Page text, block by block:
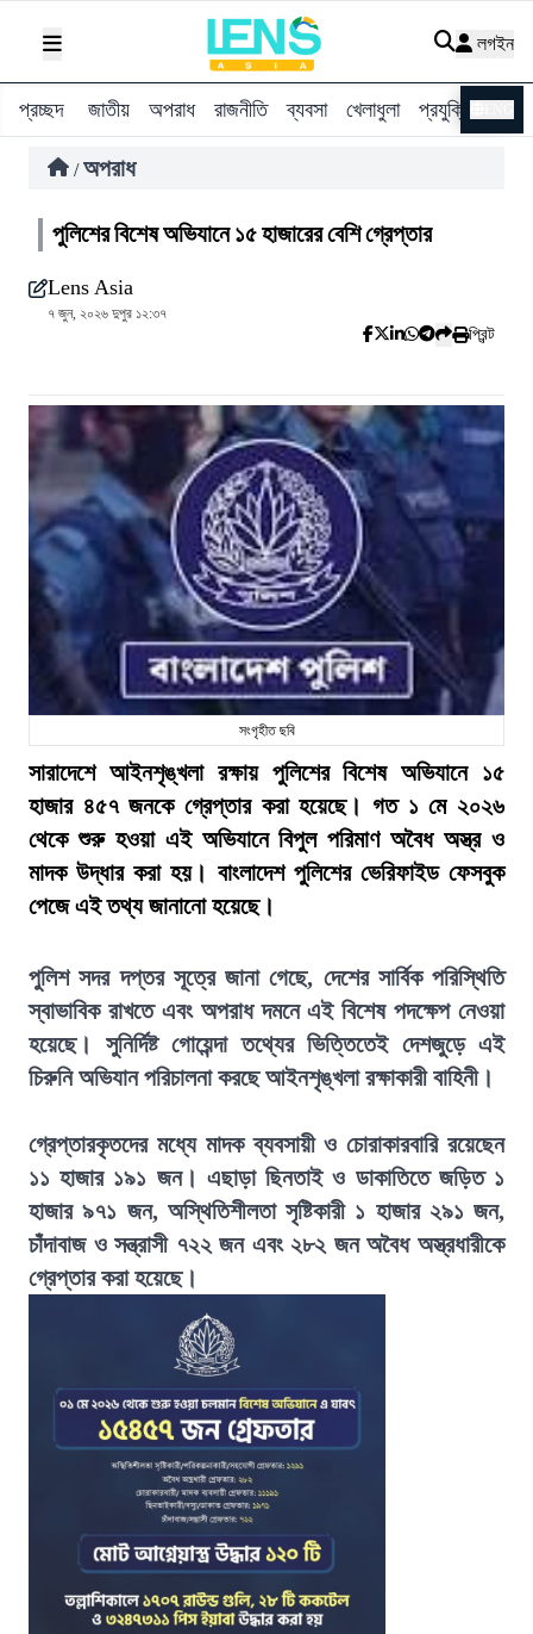
লগইন
প্রচ্ছদ জাতীয় অপরাধ রাজনীতি ব্যবসা খেলাধুলা প্রযুক্তি
/ অপরাধ
পুলিশের বিশেষ অভিযানে ১৫ হাজারের বেশি গ্রেপ্তার
Lens Asia
৭ জুন, ২০২৬ দুপুর ১২:৩৭
প্রিন্ট
সংগৃহীত ছবি
সারাদেশে আইনশৃঙ্খলা রক্ষায় পুলিশের বিশেষ অভিযানে ১৫
হাজার ৪৫৭ জনকে গ্রেপ্তার করা হয়েছে। গত ১ মে ২০২৬
থেকে শুরু হওয়া এই অভিযানে বিপুল পরিমাণ অবৈধ অস্ত্র ও
মাদক উদ্ধার করা হয়। বাংলাদেশ পুলিশের ভেরিফাইড ফেসবুক
পেজে এই তথ্য জানানো হয়েছে।
পুলিশ সদর দপ্তর সূত্রে জানা গেছে, দেশের সার্বিক পরিস্থিতি
স্বাভাবিক রাখতে এবং অপরাধ দমনে এই বিশেষ পদক্ষেপ নেওয়া
হয়েছে। সুনির্দিষ্ট গোয়েন্দা তথ্যের ভিত্তিতেই দেশজুড়ে এই
চিরুনি অভিযান পরিচালনা করছে আইনশৃঙ্খলা রক্ষাকারী বাহিনী।
গ্রেপ্তারকৃতদের মধ্যে মাদক ব্যবসায়ী ও চোরাকারবারি রয়েছেন
১১ হাজার ১৯১ জন। এছাড়া ছিনতাই ও ডাকাতিতে জড়িত ১
হাজার ৯৭১ জন, অস্থিতিশীলতা সৃষ্টিকারী ১ হাজার ২৯১ জন,
চাঁদাবাজ ও সন্ত্রাসী ৭২২ জন এবং ২৮২ জন অবৈধ অস্ত্রধারীকে
গ্রেপ্তার করা হয়েছে।